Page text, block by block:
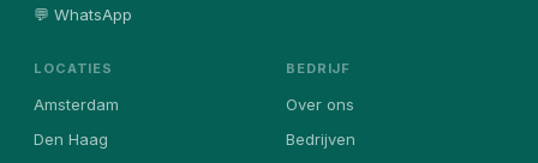
💬 WhatsApp
LOCATIES
Amsterdam
Den Haag
BEDRIJF
Over ons
Bedrijven